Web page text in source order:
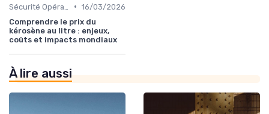
• 16/03/2026
Comprendre le prix du
kérosène au litre : enjeux,
coûts et impacts mondiaux
À lire aussi